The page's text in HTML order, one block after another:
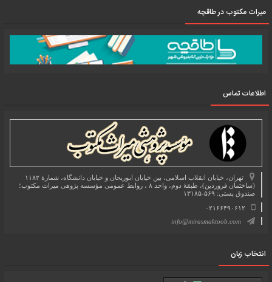
میرات مکتوب در طاقچه
اطلاعات تماس
تهران، خیابان انقلاب اسلامی، بین خیابان ابوریحان و خیابان دانشگاه، شمارۀ ۱۱۸۲
(ساختمان فروردین)، طبقۀ دوم، واحد ۸ ، روابط عمومی مؤسسه پژوهی میراث مکتوب؛
صندوق پستی: ۵۶۹-۱۳۱۸۵
۰۲۱۶۶۴۹۰۶۱۲
info@mirasmaktoob.com
انتخاب زبان